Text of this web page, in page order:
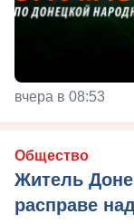
вчера в 08:53
Общество
Житель
расправе